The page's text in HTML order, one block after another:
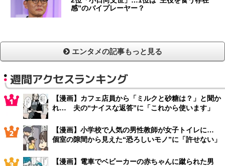
感”のバイプレーヤー？
エンタメの記事もっと見る
週間アクセスランキング
【漫画】カフェ店員から「ミルクと砂糖は？」と聞か
れ… 夫の“ナイスな返答”に「これから使います」
【漫画】小学校で人気の男性教師が女子トイレに…
個室の隙間から見えた“恐ろしいモノ”に「許せない」
【漫画】電車でベビーカーの赤ちゃんに蹴られた男